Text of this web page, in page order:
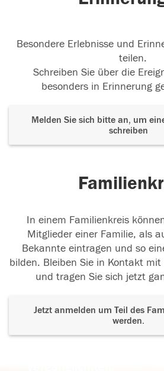
Besondere Erlebnisse und
teilen.
Schreiben Sie über die
besonders in Erinnerung
Melden Sie sich bitte an, um
schreiben
In einem Familienkreis
Mitglieder einer Familie, als
Bekannte eintragen und so
bilden. Bleiben Sie in Kontakt
und tragen Sie sich jetzt
Jetzt anmelden um Teil des
werden.